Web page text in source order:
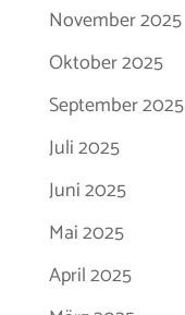
November 2025
Oktober 2025
September 2025
Juli 2025
Juni 2025
Mai 2025
April 2025